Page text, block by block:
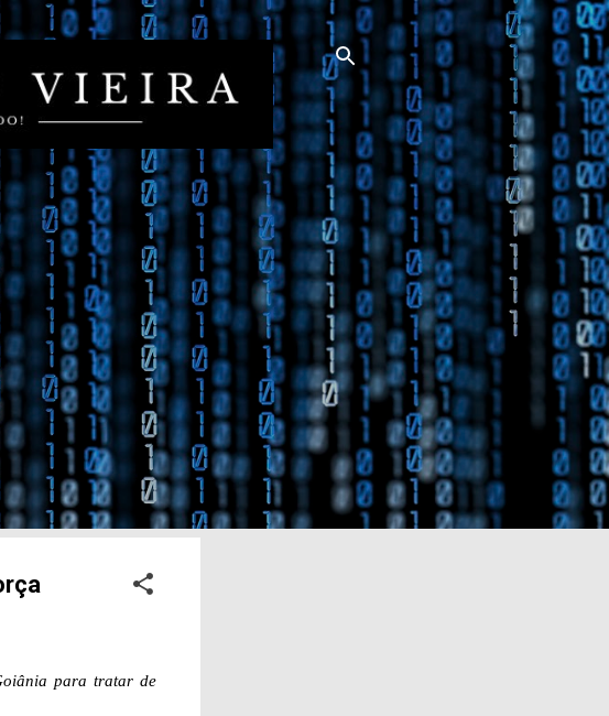
para tratar de